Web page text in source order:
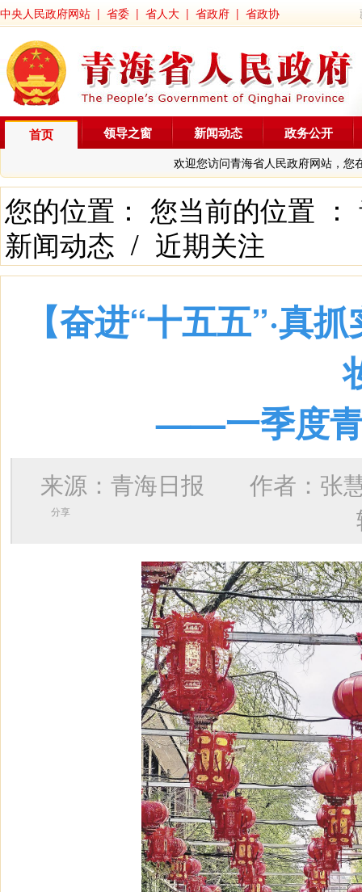
中央人民政府网站 | 省委 | 省人大 | 省政府 | 省政协
首页
欢迎您访问青海省人民政府网站，您
领导之窗 新闻动态 政务公开
您的位置： 您当前的位置 ：
新闻动态 / 近期关注
【奋进“十五五”·真
——一季度青
来源：青海日报 作者： 张
分享